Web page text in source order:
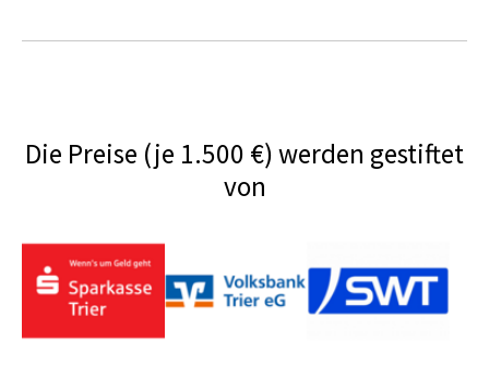
Die Preise (je 1.500 €) werden gestiftet
von